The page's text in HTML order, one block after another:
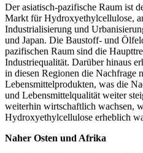
Der asiatisch-pazifische Raum ist
Markt für Hydroxyethylcellulose,
Industrialisierung und
und Japan. Die Baustoff- und
pazifischen Raum sind die
Industriequalität. Darüber hinaus
in diesen Regionen die Nachfrage
Lebensmittelprodukten, was die
und Lebensmittelqualität weiter
weiterhin wirtschaftlich wachsen,
Hydroxyethylcellulose erheblich
Naher Osten und Afrika